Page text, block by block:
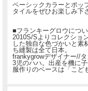
ベーシックカラーとポッ
タイルをぜひお楽しみ下
■フランキーグロウにつ
2010S/Sよりコレクショ
した独自な色づかいと素
ち縫製は全て日本。
frankygrowデザイナー//
3児のハハ。出産を機に子
服作りのベースは「こど